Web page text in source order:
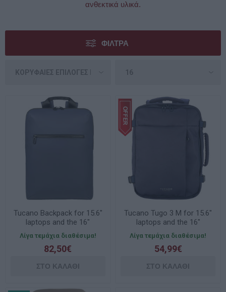
ανθεκτικά υλικά.
ΦΊΛΤΡΑ
Tucano Backpack for 15.6"
laptops and the 16"
MacBook Pro BKGOM15-B
Λίγα τεμάχια διαθέσιμα!
82,50€
Tucano Tugo 3 M for 15.6"
laptops and the 16"
MacBook Pro BKTUG3-MB
Λίγα τεμάχια διαθέσιμα!
54,99€